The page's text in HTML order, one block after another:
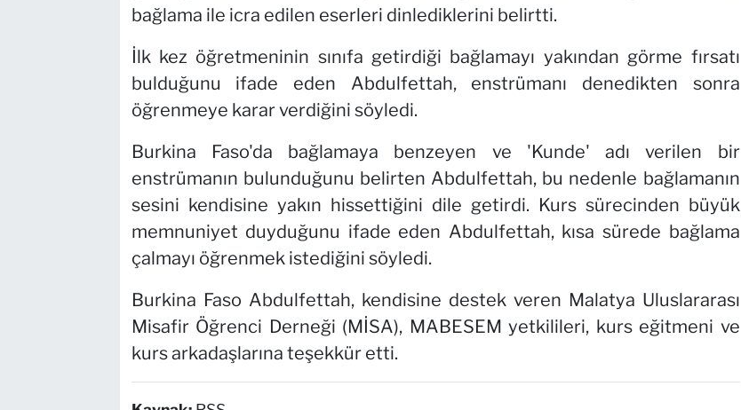
bağlama ile icra edilen eserleri dinlediklerini belirtti.
İlk kez öğretmeninin sınıfa getirdiği bağlamayı yakından görme fırsatı
bulduğunu ifade eden Abdulfettah, enstrümanı denedikten sonra
öğrenmeye karar verdiğini söyledi.
Burkina Faso'da bağlamaya benzeyen ve 'Kunde' adı verilen bir
enstrümanın bulunduğunu belirten Abdulfettah, bu nedenle bağlamanın
sesini kendisine yakın hissettiğini dile getirdi. Kurs sürecinden büyük
memnuniyet duyduğunu ifade eden Abdulfettah, kısa sürede bağlama
çalmayı öğrenmek istediğini söyledi.
Burkina Faso Abdulfettah, kendisine destek veren Malatya Uluslararası
Misafir Öğrenci Derneği (MİSA), MABESEM yetkilileri, kurs eğitmeni ve
kurs arkadaşlarına teşekkür etti.